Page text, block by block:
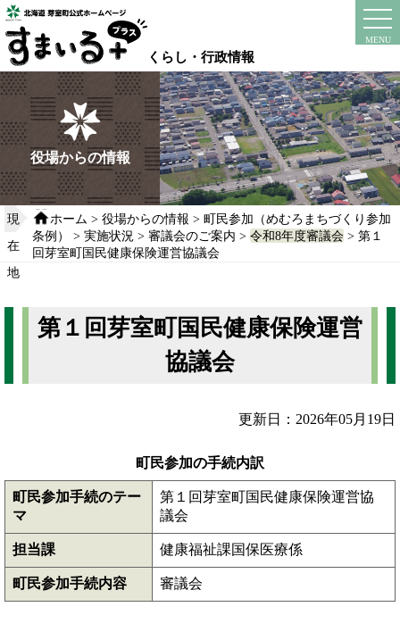
本
文
へ
移
動
る
くらし・行政情報
MENU
instagram
役場からの情報
現
在
地
ホーム >役場からの情報 >町民参加（めむろまちづくり参加
条例）
>実施状況 >審議会のご案内 >令和8年度審議会 > 第１
回芽室町国民健康保険運営協議会
第１回芽室町国民健康保険運営
協議会
更新日：2026年05月19日
町民参加の手続内訳
町民参加手続のテー
マ
第１回芽室町国民健康保険運営協
議会
担当課 健康福祉課国保医療係
町民参加手続内容 審議会